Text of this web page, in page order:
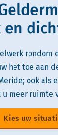
en
rondom
het toe aan
ook als
u meer ruimte
Kies uw